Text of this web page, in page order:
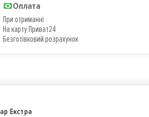
Оплата
При отриманні
На карту Приват24
Безготівковий розрахунок
Екстра